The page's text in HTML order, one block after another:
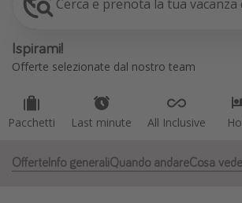
Cerca e prenota la tua vacanza
Ispirami!
Offerte selezionate dal nostro team
Pacchetti Last minute All Inclusive
Pacchetti
Voli
Vacanze
Offerte Info generaliQuando andareCosa